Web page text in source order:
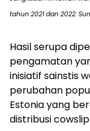
tahun 2021 dan 2022.
Hasil serupa
pengamatan
inisiatif sainstis
perubahan
Estonia yang
distribusi cowslip.